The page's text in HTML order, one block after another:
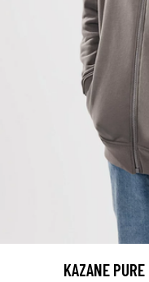
KAZANE